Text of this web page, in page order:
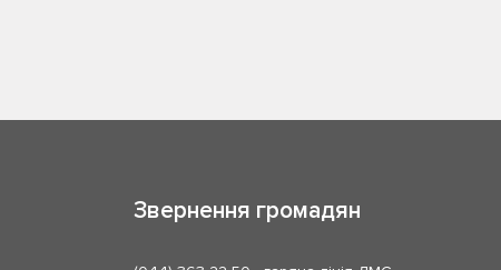
Звернення громадян